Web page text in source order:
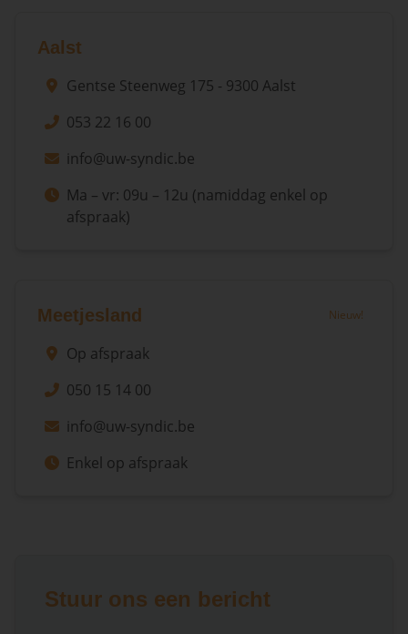
Aalst
Gentse Steenweg 175 - 9300 Aalst
053 22 16 00
info@uw-syndic.be
Ma – vr: 09u – 12u (namiddag enkel op
afspraak)
Meetjesland Nieuw!
Op afspraak
050 15 14 00
info@uw-syndic.be
Enkel op afspraak
Stuur ons een bericht